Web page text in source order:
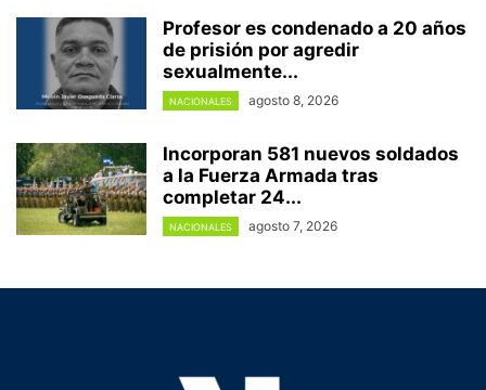
Profesor es condenado a 20 años
de prisión por agredir
sexualmente...
NACIONALES agosto 8, 2026
Incorporan 581 nuevos soldados
a la Fuerza Armada tras
completar 24...
NACIONALES agosto 7, 2026